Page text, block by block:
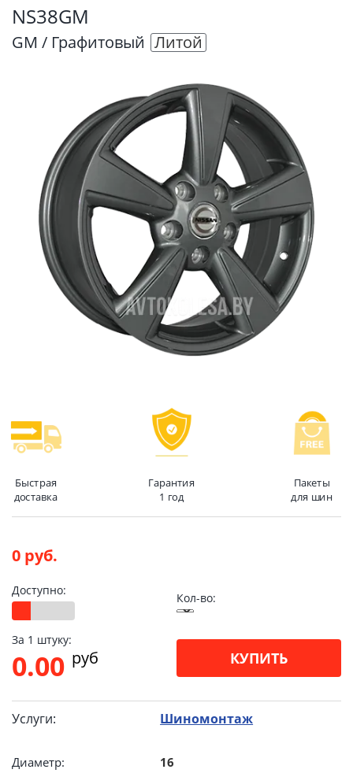
NS38GM
GM / Графитовый Литой
Быстрая
доставка
Гарантия
1 год
Пакеты
для шин
0 руб.
Доступно:
Кол-во:
За 1 штуку:
0.00 pуб КУПИТЬ
Услуги: Шиномонтаж
Диаметр:
16